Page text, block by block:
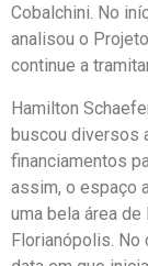
Cobalchini. No
analisou o
continue a
Hamilton
buscou diversos
financiamentos
assim, o espaço
uma bela área
Florianópolis. No